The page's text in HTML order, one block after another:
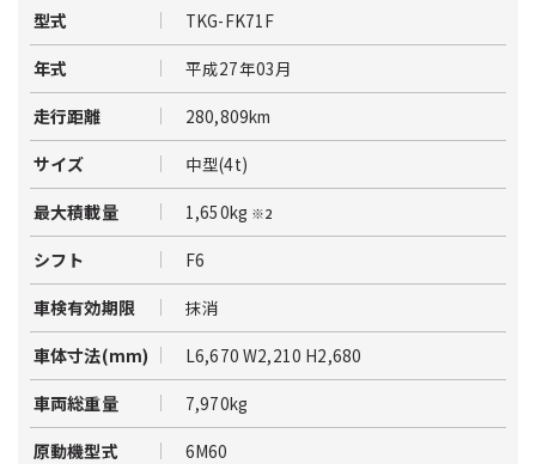
型式 TKG-FK71F
年式 平成27年03月
走行距離 280,809km
サイズ 中型(4t)
最大積載量 1,650kg ※2
シフト F6
車検有効期限 抹消
車体寸法(mm) L6,670 W2,210 H2,680
車両総重量 7,970kg
原動機型式 6M60